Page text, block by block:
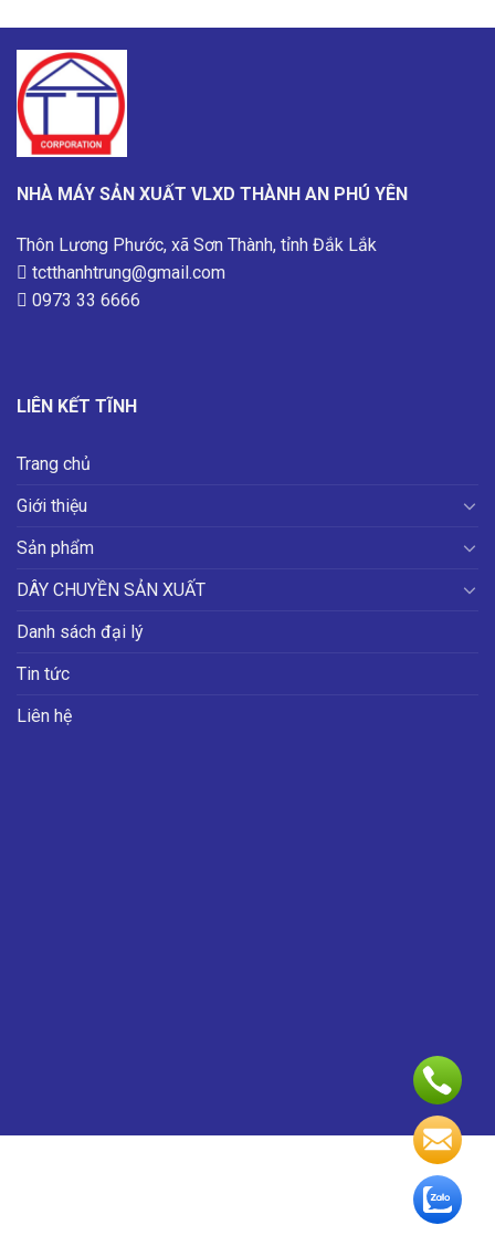
NHÀ MÁY SẢN XUẤT VLXD THÀNH AN PHÚ YÊN
Thôn Lương Phước, xã Sơn Thành, tỉnh Đắk Lắk
tctthanhtrung@gmail.com
0973 33 6666
LIÊN KẾT TĨNH
Trang chủ
Giới thiệu
Sản phẩm
DÂY CHUYỀN SẢN XUẤT
Danh sách đại lý
Tin tức
Liên hệ
Thiết kế